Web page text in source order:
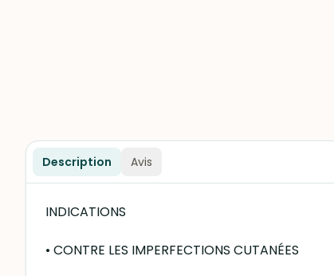
Description Avis
INDICATIONS
• CONTRE LES IMPERFECTIONS CUTANÉES